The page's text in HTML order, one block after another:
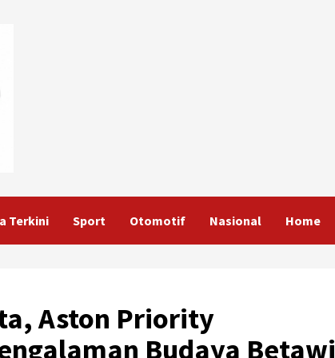
Terkini Sport Otomotif Nasional Home
Aston Priority
Budaya Betawi